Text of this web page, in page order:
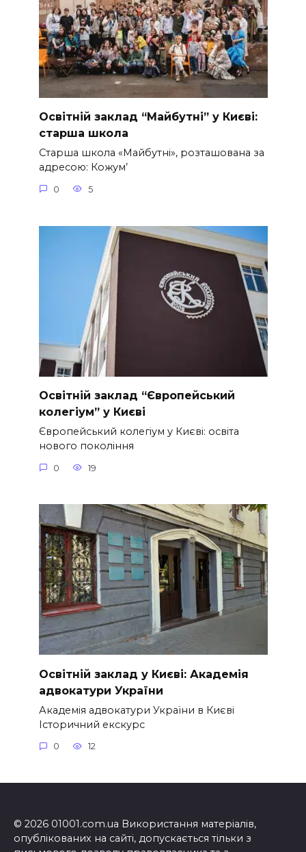
Освітній заклад “Майбутні” у Києві:
старша школа
Старша школа «Майбутні», розташована за
адресою: Кожум’
0 5
Освітній заклад “Європейський
колегіум” у Києві
Європейський колегіум у Києві: освіта
нового покоління
0 19
Освітній заклад у Києві: Академія
адвокатури України
Академія адвокатури України в Києві
Історичний екскурс
0 12
© 2026 01001.com.ua Використання матеріалів,
опублікованих на сайті, допускається тільки з